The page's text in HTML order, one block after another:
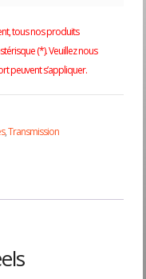
tous nos produits
(*). Veuillez nous
peuvent s’appliquer.
,Transmission